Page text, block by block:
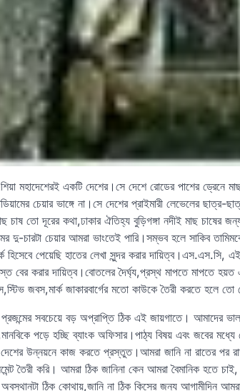
মহাদেশেরই একটি দেশের।সে দেশে রোডের পাশের ড্রেনে
চেয়ার ভাঙ্গে না।সে দেশের প্রাইমারী লেভেলের ছাত্র-
চাষ তো দূরের কথা,ঢাকার ঐতিহ্য বুড়িগঙ্গা নদীই মাছ
দু-চারটা চেয়ার আমরা ভাংতেই পারি।সম্ভব হলে সাকিব
হিসেবে পেয়েছি হাতের লেখা সুন্দর করার
বের করার দায়িত্ব।বোতলের দৈর্ঘ্য,প্রস্থ মাপতে মাপতে
জবস,মার্ক জাকারবার্গের মতো কাউকে তৈরী করতে হলে তো
সবচেয়ে বড় অপ্রাপ্তি ঠিক এই জায়গাতে। আমাদের
পড়ে হচ্ছি ব্যাংক অফিসার।পাঠ্য বিষয় এবং জবের
দেশের উন্নয়নে কাজ করতে প্রস্তুত।আমরা জানি না রাতের পর
তৈরী করি। আমরা ঠিক জানিনা কেন আমরা বৈমানিক হতে
ঠিক কোথায়,জানি না ঠিক কিসের জন্য আগামীদিন